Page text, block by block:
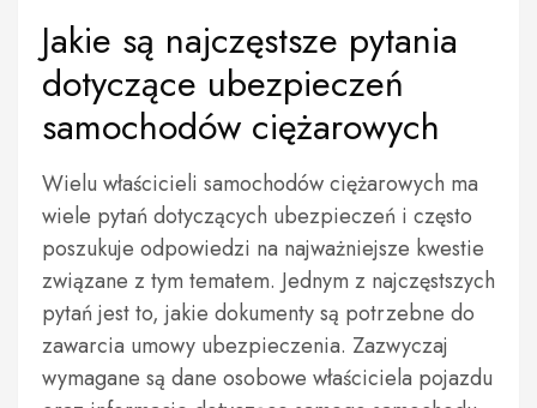
Jakie są najczęstsze pytania
dotyczące ubezpieczeń
samochodów ciężarowych
Wielu właścicieli samochodów ciężarowych ma
wiele pytań dotyczących ubezpieczeń i często
poszukuje odpowiedzi na najważniejsze kwestie
związane z tym tematem. Jednym z najczęstszych
pytań jest to, jakie dokumenty są potrzebne do
zawarcia umowy ubezpieczenia. Zazwyczaj
wymagane są dane osobowe właściciela pojazdu